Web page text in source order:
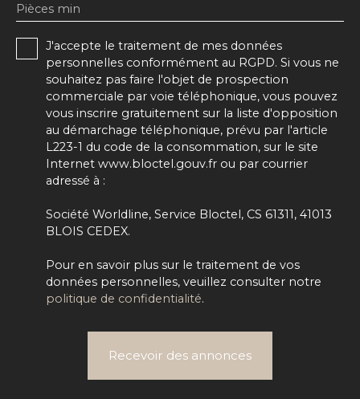
Pièces min
J'accepte le traitement de mes données
personnelles conformément au RGPD. Si vous ne
souhaitez pas faire l'objet de prospection
commerciale par voie téléphonique, vous pouvez
vous inscrire gratuitement sur la liste d'opposition
au démarchage téléphonique, prévu par l'article
L223-1 du code de la consommation, sur le site
Internet www.bloctel.gouv.fr ou par courrier
adressé à :
Société Worldline, Service Bloctel, CS 61311, 41013
BLOIS CEDEX.
Pour en savoir plus sur le traitement de vos
données personnelles, veuillez consulter notre
politique de confidentialité.
Recevoir des annonces